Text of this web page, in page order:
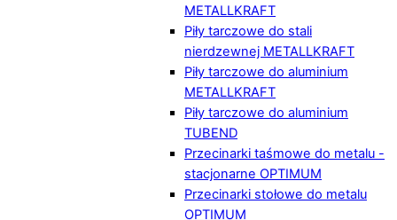
METALLKRAFT
Piły tarczowe do stali
nierdzewnej METALLKRAFT
Piły tarczowe do aluminium
METALLKRAFT
Piły tarczowe do aluminium
TUBEND
Przecinarki taśmowe do metalu -
stacjonarne OPTIMUM
Przecinarki stołowe do metalu
OPTIMUM